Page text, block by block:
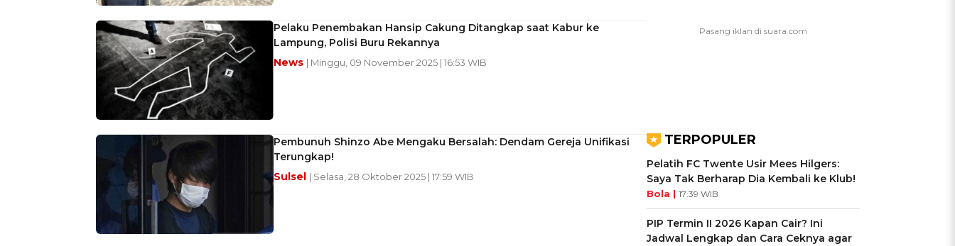
Pelaku Penembakan Hansip Cakung Ditangkap saat Kabur ke
Lampung, Polisi Buru Rekannya
News | Minggu, 09 November 2025 | 16:53 WIB
Pembunuh Shinzo Abe Mengaku Bersalah: Dendam Gereja Unifikasi
Terungkap!
Sulsel | Selasa, 28 Oktober 2025 | 17:59 WIB
TERPOPULER
Pelatih FC Twente Usir Mees Hilgers:
Saya Tak Berharap Dia Kembali ke Klub!
Bola | 17:39 WIB
PIP Termin II 2026 Kapan Cair? Ini
Jadwal Lengkap dan Cara Ceknya agar